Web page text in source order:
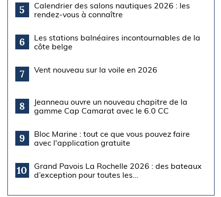
5
Calendrier des salons nautiques 2026 : les
rendez-vous à connaître
6
Les stations balnéaires incontournables de la
côte belge
7 Vent nouveau sur la voile en 2026
8
Jeanneau ouvre un nouveau chapitre de la
gamme Cap Camarat avec le 6.0 CC
9
Bloc Marine : tout ce que vous pouvez faire
avec l'application gratuite
10
Grand Pavois La Rochelle 2026 : des bateaux
d’exception pour toutes les...